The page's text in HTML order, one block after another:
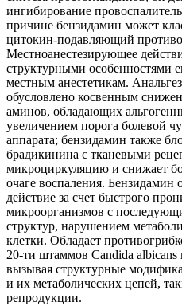
ингибирование
причине бензидамин может
цитокин-подавляющий
Местноанестезирующее
структурными особенностями
местным анестетикам.
обусловлено косвенным
аминов, обладающих
увеличением порога болевой
аппарата; бензидамин также
брадикинина с тканевыми
микроциркуляцию и снижает
очаге воспаления. Бензидамин
действие за счет быстрого
микроорганизмов с
структур, нарушением
клетки. Обладает
20-ти штаммов Candida
вызывая структурные
и их метаболических цепей,
репродукции.